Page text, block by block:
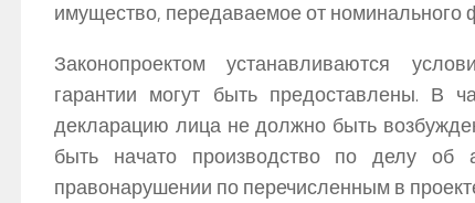
имущество, передаваемое от номинального
Законопроектом устанавливаются
гарантии могут быть предоставлены. В
декларацию лица не должно быть
быть начато производство по делу об
правонарушении по перечисленным в